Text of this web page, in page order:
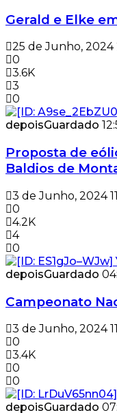
Gerald e Elke
25 de Junho, 2024
0
3.6K
3
0
depoisGuardado
Proposta de
Baldios de
3 de Junho, 2024
0
4.2K
4
0
depoisGuardado
Campeonato
3 de Junho, 2024
0
3.4K
0
0
depoisGuardado